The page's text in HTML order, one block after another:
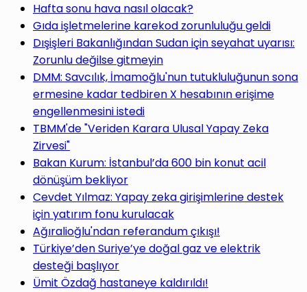
Hafta sonu hava nasıl olacak?
Gıda işletmelerine karekod zorunluluğu geldi
Dışişleri Bakanlığından Sudan için seyahat uyarısı:
Zorunlu değilse gitmeyin
DMM: Savcılık, İmamoğlu'nun tutukluluğunun sona
ermesine kadar tedbiren X hesabının erişime
engellenmesini istedi
TBMM'de "Veriden Karara Ulusal Yapay Zeka
Zirvesi"
Bakan Kurum: İstanbul’da 600 bin konut acil
dönüşüm bekliyor
Cevdet Yılmaz: Yapay zeka girişimlerine destek
için yatırım fonu kurulacak
Ağıralioğlu'ndan referandum çıkışı!
Türkiye’den Suriye’ye doğal gaz ve elektrik
desteği başlıyor
Ümit Özdağ hastaneye kaldırıldı!